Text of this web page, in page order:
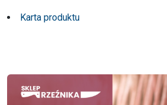
Karta produktu